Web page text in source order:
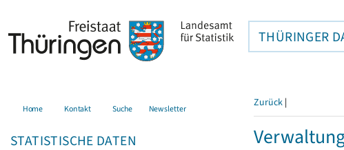
THÜRINGER
Home Kontakt Suche Newsletter
STATISTISCHE DATEN
Zurück |